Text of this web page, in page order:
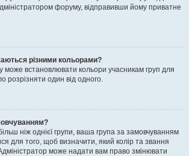
форуму, відправивши йому приватне
різними кольорами?
може встановлювати кольори учасникам груп для
розрізняти один від одного.
ніж однієї групи, ваша група за замовчуванням
для того, щоб визначити, який колір та звання
може надати вам право змінювати